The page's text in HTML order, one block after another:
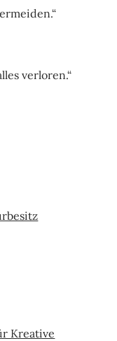
verloren.“
Kreative